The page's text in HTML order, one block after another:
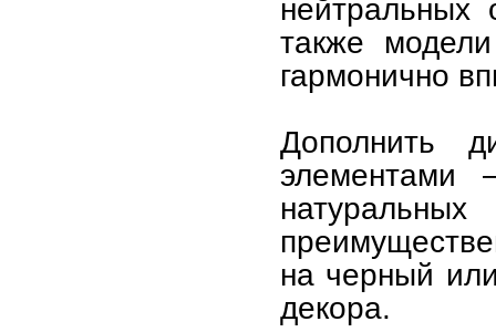
также
гармонично
Дополнить
элементами
на черный
декора.